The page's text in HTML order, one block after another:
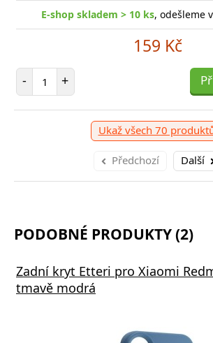
E-shop skladem > 10 ks, odešleme
159 Kč
- Počet položek
+
Ukaž všech 70
Předchozí Další
PODOBNÉ PRODUKTY (2)
Zadní kryt Etteri pro Xiaomi
tmavě modrá